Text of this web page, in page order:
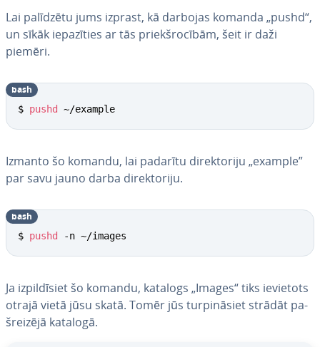
Lai palīdzētu jums izprast, kā darbojas komanda „pushd“,
un sīkāk ie­pa­zī­ties ar tās priekš­ro­cī­bām, šeit ir daži
piemēri.
$ pushd ~/example
bash
Izmanto šo komandu, lai padarītu di­rek­to­ri­ju „example”
par savu jauno darba di­rek­to­ri­ju.
$ pushd -n ~/images
bash
Ja iz­pil­dī­siet šo komandu, katalogs „Images“ tiks ievietots
otrajā vietā jūsu skatā. Tomēr jūs tur­pi­nā­siet strādāt pa­
šrei­zē­jā katalogā.